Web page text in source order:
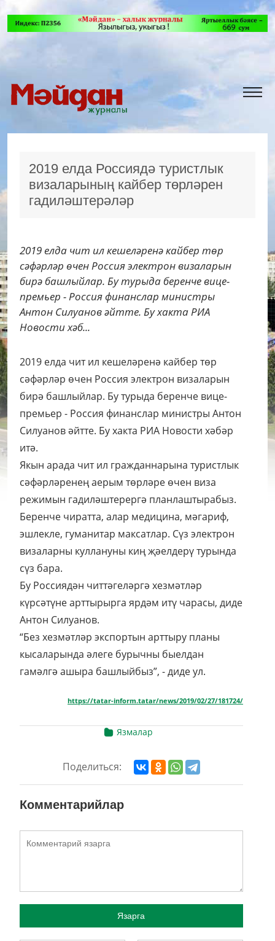
2019 елда Россиядә туристлык
визаларының кайбер төрләрен
гадиләштерәләр
2019 елда чит ил кешеләренә кайбер төр
сәфәрләр өчен Россия электрон визаларын
бирә башлыйлар. Бу турыда беренче вице-
премьер - Россия финанслар министры
Антон Силуанов әйтте. Бу хакта РИА
Новости хәб...
2019 елда чит ил кешеләренә кайбер төр
сәфәрләр өчен Россия электрон визаларын
бирә башлыйлар. Бу турыда беренче вице-
премьер - Россия финанслар министры Антон
Силуанов әйтте. Бу хакта РИА Новости хәбәр
итә.
Якын арада чит ил гражданнарына туристлык
сәфәрләренең аерым төрләре өчен виза
режимын гадиләштерергә планлаштырабыз.
Беренче чиратта, алар медицина, мәгариф,
эшлекле, гуманитар максатлар. Сүз электрон
визаларны куллануны киң җәелдерү турында
сүз бара.
Бу Россиядән читтәгеләргә хезмәтләр
күрсәтүне арттырырга ярдәм итү чарасы, диде
Антон Силуанов.
“Без хезмәтләр экспортын арттыру планы
кысаларында әлеге бурычны быелдан
гамәлгә ашыра башлыйбыз”, - диде ул.
https://tatar-inform.tatar/news/2019/02/27/181724/
Язмалар
Поделиться:
Комментарийлар
Язарга